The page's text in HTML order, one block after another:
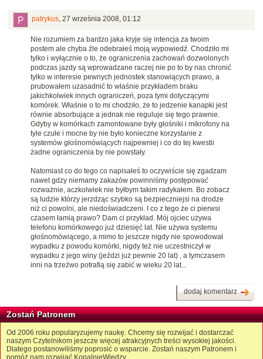
patrykus, 27 września 2008, 01:12
Nie rozumiem za bardzo jaka kryje się intencja za twoim
postem ale chyba źle odebrałeś moją wypowiedź. Chodziło mi
tylko i wyłącznie o to, że ograniczenia zachowań dozwolonych
podczas jazdy są wprowadzane raczej nie po to by nas chronić
tylko w interesie pewnych jednostek stanowiących prawo, a
prubowałem uzasadnić to właśnie przykładem braku
jakichkolwiek innych ograniczeń, poza tymi dotyczącymi
komórek. Właśnie o to mi chodziło, że to jedzenie kanapki jest
równie absorbujące a jednak nie reguluje się tego prawnie.
Gdyby w komórkach zamontowane były głośniki i mikrofony na
tyle czułe i mocne by nie było konieczne korzystanie z
systemów głośnomówiących najpewniej i co do tej kwestii
żadne ograniczenia by nie powstały.
Natomiast co do tego co napisałeś to oczywiście się zgadzam
nawet gdzy niemamy zakazów powinniśmy postępować
rozważnie, aczkolwiek nie byłbym takim radykałem. Bo zobacz
są ludzie którzy jerzdząc szybko są bezpieczniejsi na drodze
niż ci powolni, ale niedoświadczeni. I co z tego że ci pierwsi
czasem łamią prawo? Dam ci przykład. Mój ojciec używa
telefonu komórkowego już dziesięć lat. Nie używa systemu
głośnomówiącego, a mimo to jeszcze nigdy nie spowodował
wypadku z powodu komórki, nigdy też nie uczestniczył w
wypadku z jego winy (jeździ już pewnie 20 lat) , a tymczasem
inni na trzeźwo potrafią się zabić w wieku 20 lat...
dodaj komentarz
Zostań Patronem
Od 2006 roku popularyzujemy naukę. Chcemy się rozwijać i dostarczać
naszym Czytelnikom jeszcze więcej atrakcyjnych treści wysokiej jakości.
Dlatego postanowiliśmy poprosić o wsparcie. Zostań naszym Patronem i
pomóż nam rozwijać KopalnięWiedzy.